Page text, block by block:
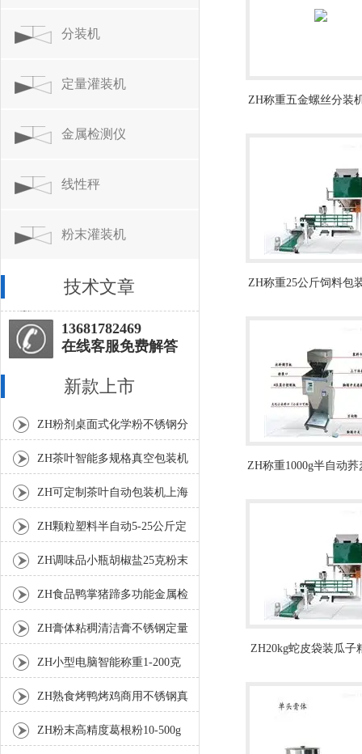
分装机
定量灌装机
金属检测仪
线性秤
粉末灌装机
技术文章
13681782469
在线客服免费解答
新款上市
ZH粉剂桌面式化学粉不锈钢分
装机
ZH茶叶智能多规格真空包装机
上海厂家
ZH可定制茶叶自动包装机上海
厂家
ZH颗粒塑料半自动5-25公斤定
量包装机
ZH调味品小瓶胡椒盐25克粉末
灌装机
ZH食品鸭掌猪蹄多功能金属检
测机
ZH膏体粘稠清洁膏不锈钢定量
灌装机厂家
ZH小型电脑智能称重1-200克
分装机
ZH熟食烤鸭烤鸡商用不锈钢真
空包装机
ZH粉末高精度葛根粉10-500g
ZH称重五金螺丝分装
ZH称重25公斤饲料包
ZH称重1000g半自动
ZH20kg蛇皮袋装瓜子